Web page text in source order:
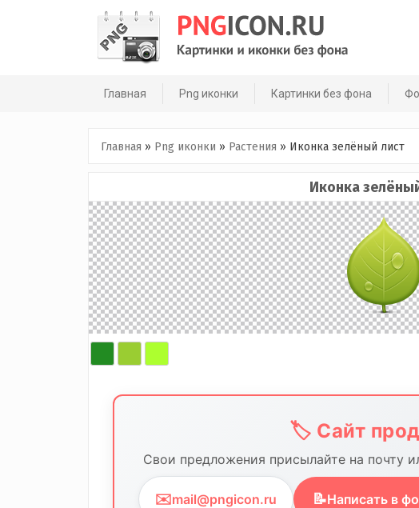
Главная Png иконки Картинки без фона
Главная » Png иконки » Растения » Иконка зелёный лист
Иконка
🏷️ Сайт
Свои предложения присылайте на почту
✉️mail@pngicon.ru 📝Написать в